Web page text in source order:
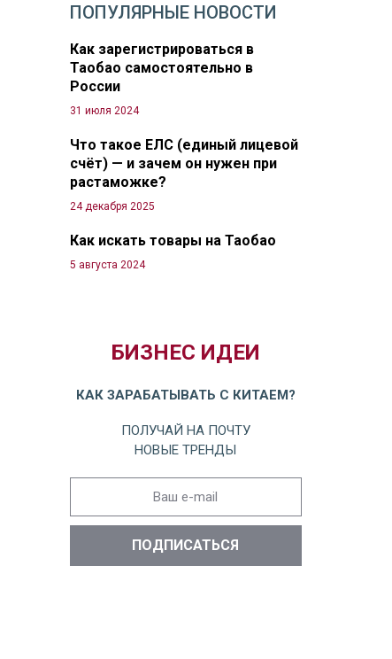
ПОПУЛЯРНЫЕ НОВОСТИ
Как зарегистрироваться в
Таобао самостоятельно в
России
31 июля 2024
Что такое ЕЛС (единый лицевой
счёт) — и зачем он нужен при
растаможке?
24 декабря 2025
Как искать товары на Таобао
5 августа 2024
БИЗНЕС ИДЕИ
КАК ЗАРАБАТЫВАТЬ С КИТАЕМ?
ПОЛУЧАЙ НА ПОЧТУ
НОВЫЕ ТРЕНДЫ